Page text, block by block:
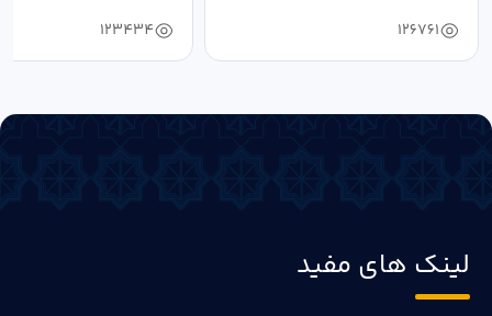
126761
123434
لینک های مفید